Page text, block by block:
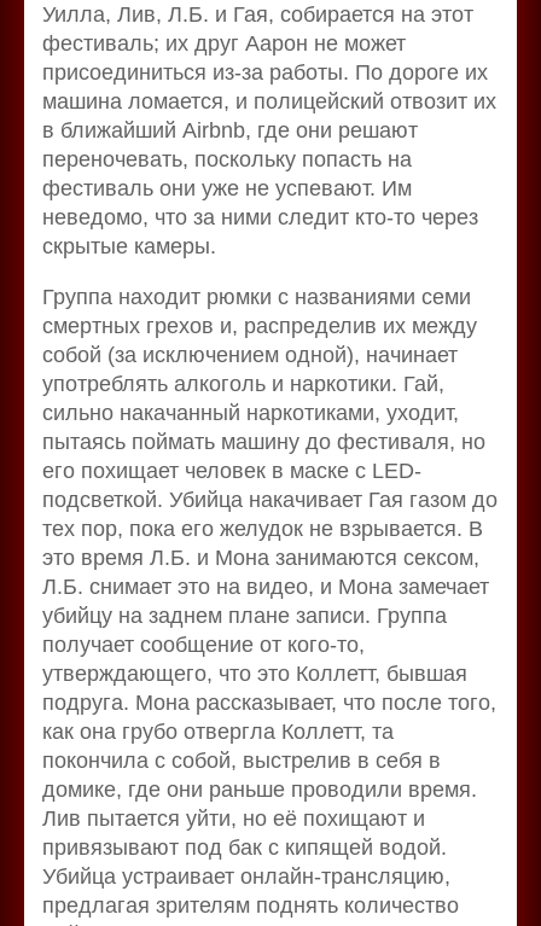
Уилла, Лив, Л.Б. и Гая, собирается на этот
фестиваль; их друг Аарон не может
присоединиться из-за работы. По дороге их
машина ломается, и полицейский отвозит их
в ближайший Airbnb, где они решают
переночевать, поскольку попасть на
фестиваль они уже не успевают. Им
неведомо, что за ними следит кто-то через
скрытые камеры.
Группа находит рюмки с названиями семи
смертных грехов и, распределив их между
собой (за исключением одной), начинает
употреблять алкоголь и наркотики. Гай,
сильно накачанный наркотиками, уходит,
пытаясь поймать машину до фестиваля, но
его похищает человек в маске с LED-
подсветкой. Убийца накачивает Гая газом до
тех пор, пока его желудок не взрывается. В
это время Л.Б. и Мона занимаются сексом,
Л.Б. снимает это на видео, и Мона замечает
убийцу на заднем плане записи. Группа
получает сообщение от кого-то,
утверждающего, что это Коллетт, бывшая
подруга. Мона рассказывает, что после того,
как она грубо отвергла Коллетт, та
покончила с собой, выстрелив в себя в
домике, где они раньше проводили время.
Лив пытается уйти, но её похищают и
привязывают под бак с кипящей водой.
Убийца устраивает онлайн-трансляцию,
предлагая зрителям поднять количество